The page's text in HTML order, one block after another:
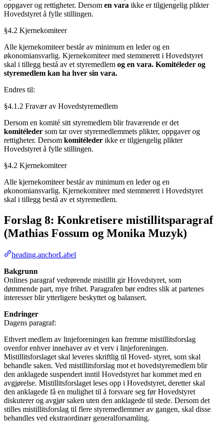
oppgaver og rettigheter. Dersom en vara ikke er tilgjengelig plikter
Hovedstyret å fylle stillingen.
§4.2 Kjernekomiteer
Alle kjernekomiteer består av minimum en leder og en
økonomiansvarlig. Kjernekomiteer med stemmerett i Hovedstyret
skal i tillegg bestå av et styremedlem og en vara. Komitéleder og
styremedlem kan ha hver sin vara.
Endres til:
§4.1.2 Fravær av Hovedstyremedlem
Dersom en komité sitt styremedlem blir fraværende er det
komitéleder som tar over styremedlemmets plikter, oppgaver og
rettigheter. Dersom komitéleder ikke er tilgjengelig plikter
Hovedstyret å fylle stillingen.
§4.2 Kjernekomiteer
Alle kjernekomiteer består av minimum en leder og en
økonomiansvarlig. Kjernekomiteer med stemmerett i Hovedstyret
skal i tillegg bestå av et styremedlem.
Forslag 8: Konkretisere mistillitsparagraf
(Mathias Fossum og Monika Muzyk)
heading.anchorLabel
Bakgrunn
Onlines paragraf vedrørende mistillit gir Hovedstyret, som
dømmende part, mye frihet. Paragrafen bør endres slik at partenes
interesser blir ytterligere beskyttet og balansert.
Endringer
Dagens paragraf:
Ethvert medlem av linjeforeningen kan fremme mistillitsforslag
ovenfor enhver innehaver av et verv i linjeforeningen.
Mistillitsforslaget skal leveres skriftlig til Hoved- styret, som skal
behandle saken. Ved mistillitsforslag mot et hovedstyremedlem blir
den anklagede suspendert inntil Hovedstyret har kommet med en
avgjørelse. Mistillitsforslaget leses opp i Hovedstyret, deretter skal
den anklagede få en mulighet til å forsvare seg før Hovedstyret
diskuterer og avgjør saken uten den anklagede til stede. Dersom det
stilles mistillitsforslag til flere styremedlemmer av gangen, skal disse
behandles ved ekstraordinær generalforsamling.